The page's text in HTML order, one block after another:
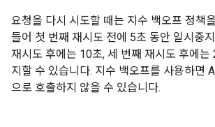
요청을 다시 시도할 때는 지수 백오프 정책
들어 첫 번째 재시도 전에 5초 동안 일시중
재시도 후에는 10초, 세 번째 재시도 후에는
지할 수 있습니다. 지수 백오프를 사용하면
으로 호출하지 않을 수 있습니다.